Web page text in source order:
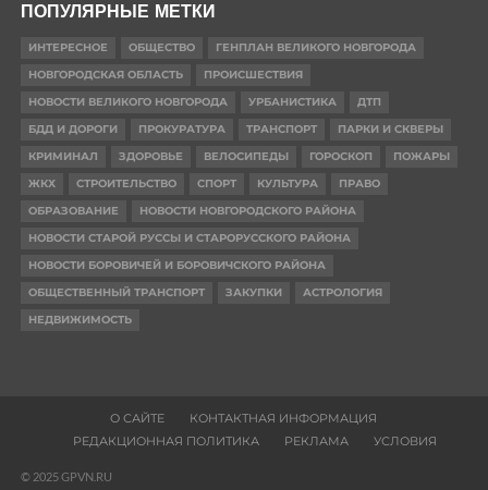
ПОПУЛЯРНЫЕ МЕТКИ
ИНТЕРЕСНОЕ ОБЩЕСТВО
ГЕНПЛАН ВЕЛИКОГО НОВГОРОДА
НОВГОРОДСКАЯ ОБЛАСТЬ
ПРОИСШЕСТВИЯ
НОВОСТИ ВЕЛИКОГО НОВГОРОДА
УРБАНИСТИКА
ДТП
БДД И ДОРОГИ
ПРОКУРАТУРА ТРАНСПОРТ
ПАРКИ И СКВЕРЫ
КРИМИНАЛ
ЗДОРОВЬЕ ВЕЛОСИПЕДЫ ГОРОСКОП
ПОЖАРЫ
ЖКХ
СТРОИТЕЛЬСТВО СПОРТ КУЛЬТУРА
ПРАВО
ОБРАЗОВАНИЕ
НОВОСТИ НОВГОРОДСКОГО РАЙОНА
НОВОСТИ СТАРОЙ РУССЫ И СТАРОРУССКОГО РАЙОНА
НОВОСТИ БОРОВИЧЕЙ И БОРОВИЧСКОГО РАЙОНА
ОБЩЕСТВЕННЫЙ ТРАНСПОРТ
ЗАКУПКИ
АСТРОЛОГИЯ
НЕДВИЖИМОСТЬ
О САЙТЕ
КОНТАКТНАЯ ИНФОРМАЦИЯ
РЕДАКЦИОННАЯ ПОЛИТИКА
РЕКЛАМА УСЛОВИЯ
© 2025 GPVN.RU